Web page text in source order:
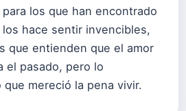
los que han encontrado
hace sentir invencibles,
que entienden que el amor
el pasado, pero lo
mereció la pena vivir.